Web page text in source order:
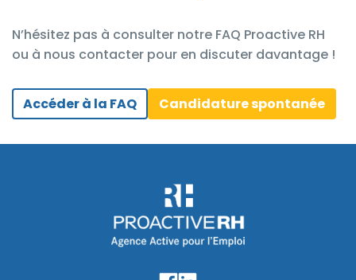
N’hésitez pas à consulter notre FAQ Proactive RH
ou à nous contacter pour en discuter davantage !
Accéder à la FAQ Candidature spontanée